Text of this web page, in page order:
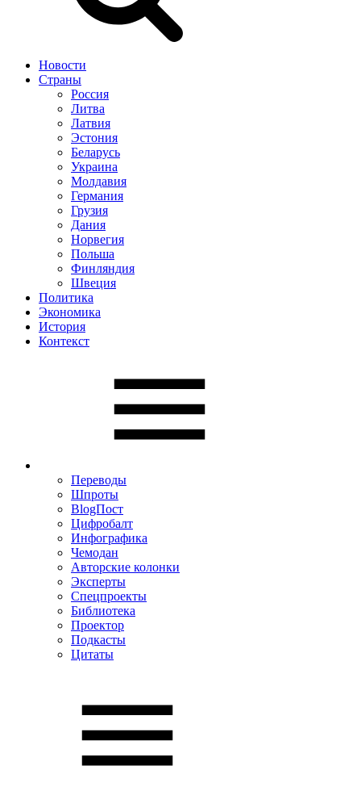
Новости
Страны
Россия
Литва
Латвия
Эстония
Беларусь
Украина
Молдавия
Германия
Грузия
Дания
Норвегия
Польша
Финляндия
Швеция
Политика
Экономика
История
Контекст
Переводы
Шпроты
BlogПост
Цифробалт
Инфографика
Чемодан
Авторские колонки
Эксперты
Спецпроекты
Библиотека
Проектор
Подкасты
Цитаты